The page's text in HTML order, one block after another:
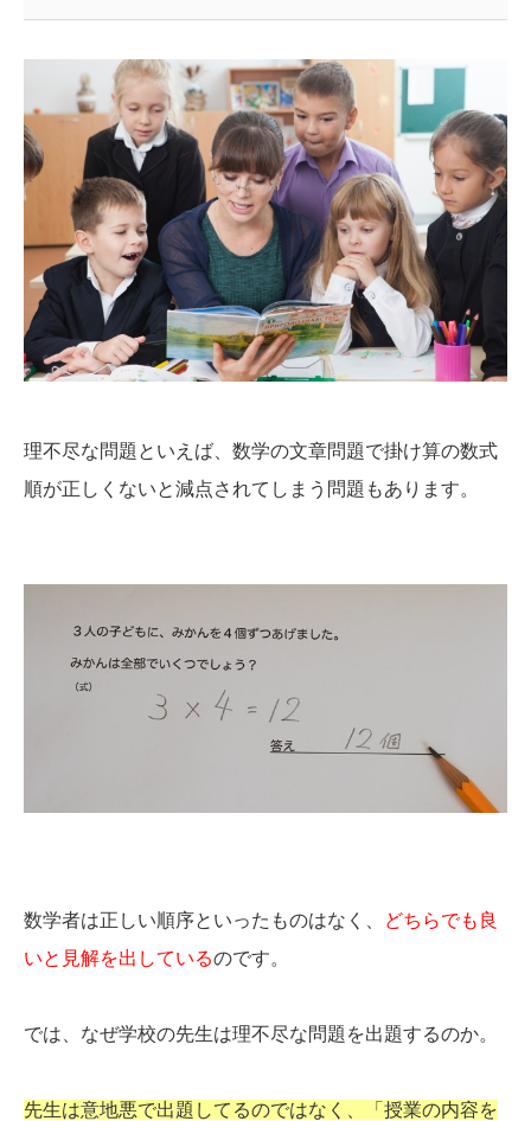
理不尽な問題といえば、数学の文章問題で掛け算の数式
順が正しくないと減点されてしまう問題もあります。
数学者は正しい順序といったものはなく、
どちらでも良
いと見解を出しているのです。
では、なぜ学校の先生は理不尽な問題を出題するのか。
先生は意地悪で出題してるのではなく、「授業の内容を